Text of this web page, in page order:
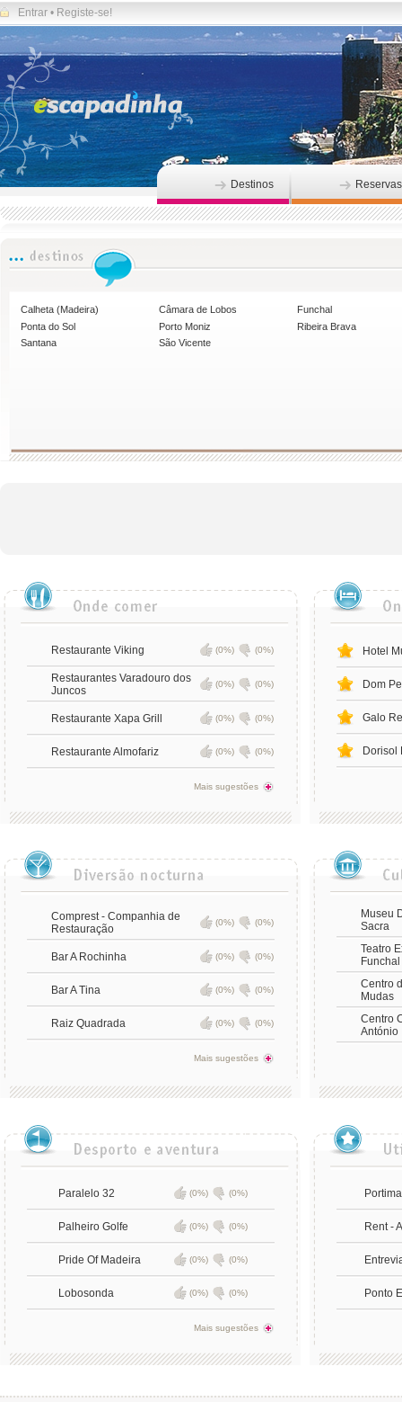
Entrar • Registe-se!
Destinos Reservas
Calheta (Madeira) Câmara de Lobos
Funchal
Ponta do Sol
Porto Moniz
Ribeira Brava
Santana
São Vicente
Restaurante Viking (0%) (0%)
Restaurantes Varadouro dos
Juncos
(0%) (0%)
Restaurante Xapa Grill (0%) (0%)
Restaurante Almofariz (0%) (0%)
Mais sugestões
Hotel
Dom
Galo
Dorisol
Comprest - Companhia de
Restauração
(0%) (0%)
Bar A Rochinha (0%) (0%)
Bar A Tina (0%) (0%)
Raiz Quadrada (0%) (0%)
Mais sugestões
Museu
Sacra
Teatro
Funchal
Centro
Mudas
Centro
António
Paralelo 32 (0%) (0%)
Palheiro Golfe (0%) (0%)
Pride Of Madeira (0%) (0%)
Lobosonda (0%) (0%)
Mais sugestões
Rent -
Ponto